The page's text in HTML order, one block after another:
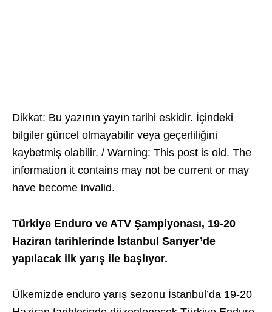
Dikkat: Bu yazının yayın tarihi eskidir. İçindeki
bilgiler güncel olmayabilir veya geçerliliğini
kaybetmiş olabilir. / Warning: This post is old. The
information it contains may not be current or may
have become invalid.
Türkiye Enduro ve ATV Şampiyonası, 19-20
Haziran tarihlerinde İstanbul Sarıyer’de
yapılacak ilk yarış ile başlıyor.
Ülkemizde enduro yarış sezonu İstanbul’da 19-20